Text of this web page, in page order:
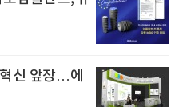
신 앞장…에